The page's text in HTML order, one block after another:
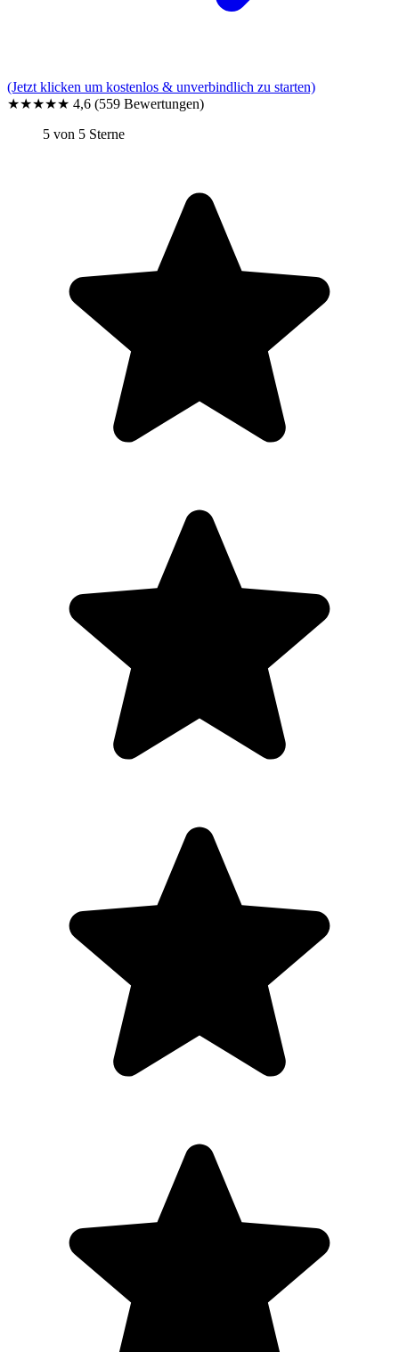
(Jetzt klicken um kostenlos & unverbindlich zu starten)
★★★★★ 4,6 (559 Bewertungen)
5 von 5 Sterne